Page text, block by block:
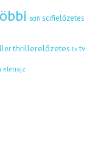
scifi scifielőzetes
thrillerelőzetes tv tv
életrajz